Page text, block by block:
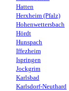
Hatten
Herxheim (Pfalz)
Hohenwettersbach
Hördt
Hunspach
Iffezheim
Ispringen
Jockgrim
Karlsbad
Karlsdorf-Neuthard